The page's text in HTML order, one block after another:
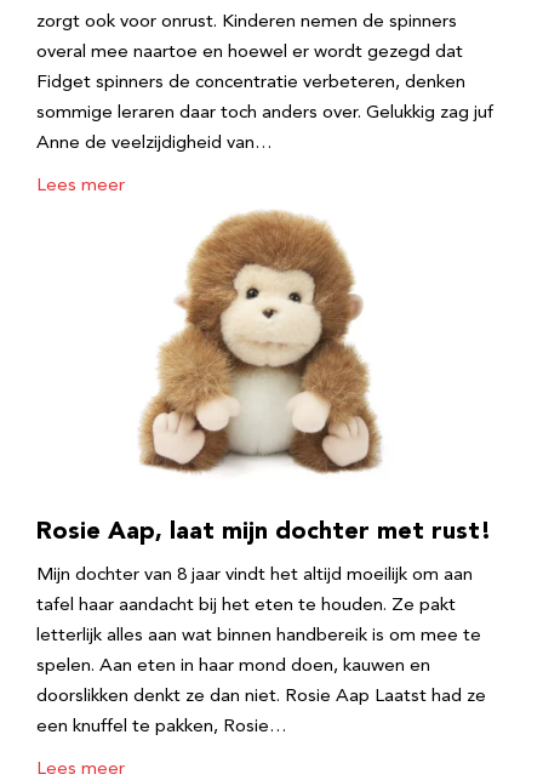
zorgt ook voor onrust. Kinderen nemen de spinners
overal mee naartoe en hoewel er wordt gezegd dat
Fidget spinners de concentratie verbeteren, denken
sommige leraren daar toch anders over. Gelukkig zag juf
Anne de veelzijdigheid van…
Lees meer
Rosie Aap, laat mijn dochter met rust!
Mijn dochter van 8 jaar vindt het altijd moeilijk om aan
tafel haar aandacht bij het eten te houden. Ze pakt
letterlijk alles aan wat binnen handbereik is om mee te
spelen. Aan eten in haar mond doen, kauwen en
doorslikken denkt ze dan niet. Rosie Aap Laatst had ze
een knuffel te pakken, Rosie…
Lees meer